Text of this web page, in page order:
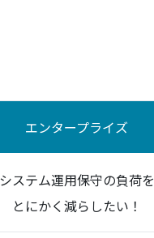
エンタープライズ
システム運用保守の負荷を
とにかく減らしたい！